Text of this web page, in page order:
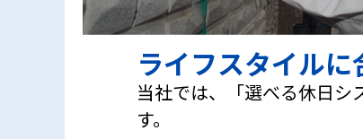
ライフスタイルに
当社では、「選べる休日シ
す。